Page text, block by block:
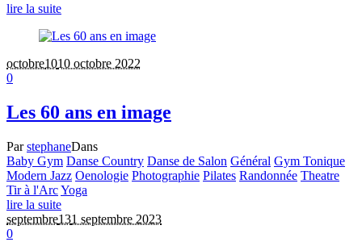
lire la suite
octobre1010 octobre 2022
0
Les 60 ans en image
ParstephaneDans
Baby Gym Danse Country Danse de Salon Général Gym Tonique
Modern Jazz Oenologie Photographie Pilates Randonnée Theatre
Tir à l'ArcYoga
lire la suite
septembre131 septembre 2023
0